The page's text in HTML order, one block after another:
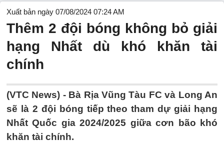
Xuất bản ngày 07/08/2024 07:24 AM
Thêm 2 đội bóng không bỏ giải
hạng Nhất dù khó khăn tài
chính
(VTC News) - Bà Rịa Vũng Tàu FC và Long An
sẽ là 2 đội bóng tiếp theo tham dự giải hạng
Nhất Quốc gia 2024/2025 giữa cơn bão khó
khăn tài chính.